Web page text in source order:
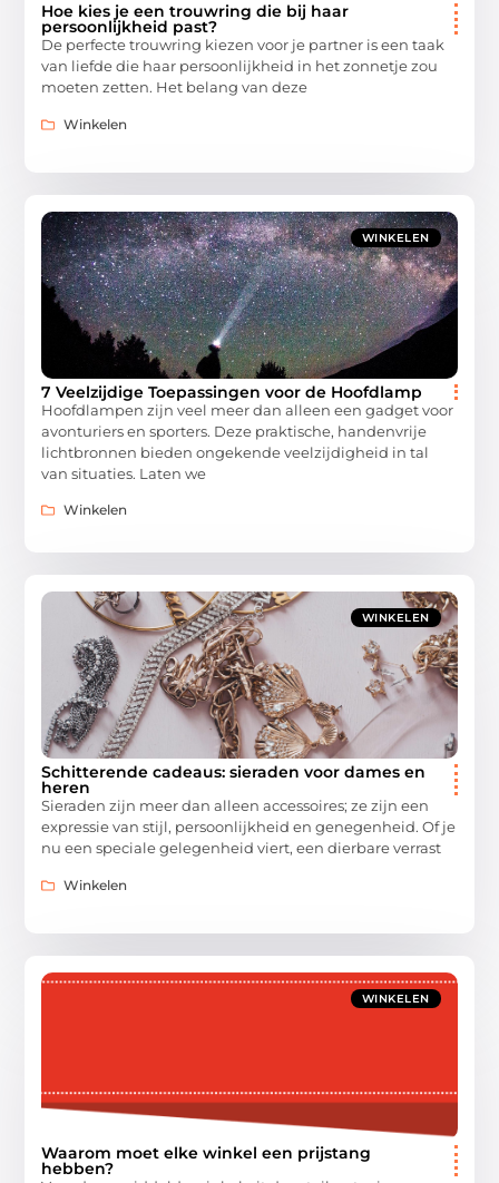
Hoe kies je een trouwring die bij haar
persoonlijkheid past?
De perfecte trouwring kiezen voor je partner is een taak
van liefde die haar persoonlijkheid in het zonnetje zou
moeten zetten. Het belang van deze
Winkelen
WINKELEN
7 Veelzijdige Toepassingen voor de Hoofdlamp
Hoofdlampen zijn veel meer dan alleen een gadget voor
avonturiers en sporters. Deze praktische, handenvrije
lichtbronnen bieden ongekende veelzijdigheid in tal
van situaties. Laten we
Winkelen
WINKELEN
Schitterende cadeaus: sieraden voor dames en
heren
Sieraden zijn meer dan alleen accessoires; ze zijn een
expressie van stijl, persoonlijkheid en genegenheid. Of je
nu een speciale gelegenheid viert, een dierbare verrast
Winkelen
WINKELEN
Waarom moet elke winkel een prijstang
hebben?